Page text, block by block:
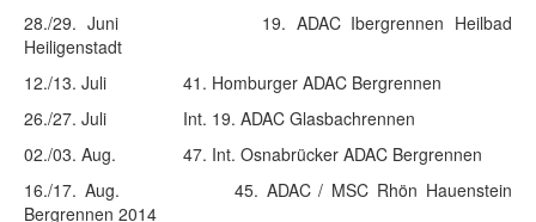
28./29. Juni 19. ADAC Ibergrennen Heilbad
Heiligenstadt
12./13. Juli 41. Homburger ADAC Bergrennen
26./27. Juli Int. 19. ADAC Glasbachrennen
02./03. Aug. 47. Int. Osnabrücker ADAC Bergrennen
16./17. Aug. 45. ADAC / MSC Rhön Hauenstein
Bergrennen 2014